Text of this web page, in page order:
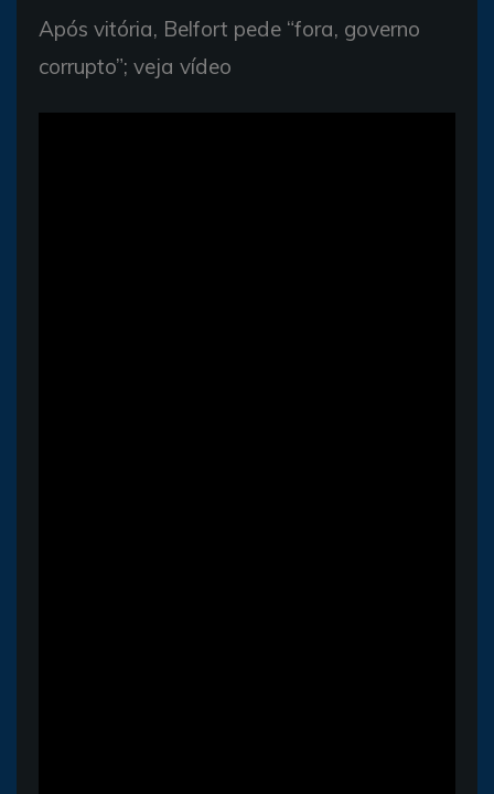
Após vitória, Belfort pede “fora, governo
corrupto”; veja vídeo